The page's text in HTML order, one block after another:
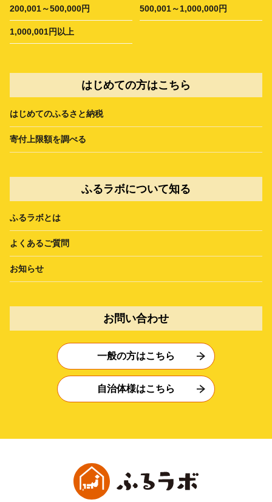
200,001～500,000円 500,001～1,000,000円
1,000,001円以上
はじめての方はこちら
はじめてのふるさと納税
寄付上限額を調べる
ふるラボについて知る
ふるラボとは
よくあるご質問
お知らせ
お問い合わせ
一般の方はこちら
自治体様はこちら